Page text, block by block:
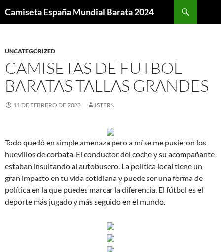
Camiseta España Mundial Barata 2024
UNCATEGORIZED
CAMISETAS DE FUTBOL
BARATAS TALLAS GRANDES
11 DE FEBRERO DE 2023 ISTERN
Todo quedó en simple amenaza pero a mí se me pusieron los
huevillos de corbata. El conductor del coche y su acompañante
estaban insultando al autobusero. La política local tiene un
gran impacto en tu vida cotidiana y puede ser una forma de
política en la que puedes marcar la diferencia. El fútbol es el
deporte más jugado y más seguido en el mundo.